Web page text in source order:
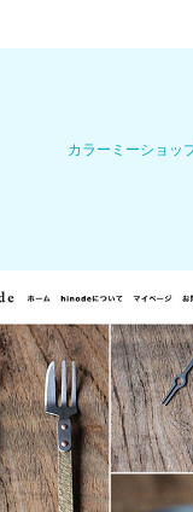
カラーミーショッ